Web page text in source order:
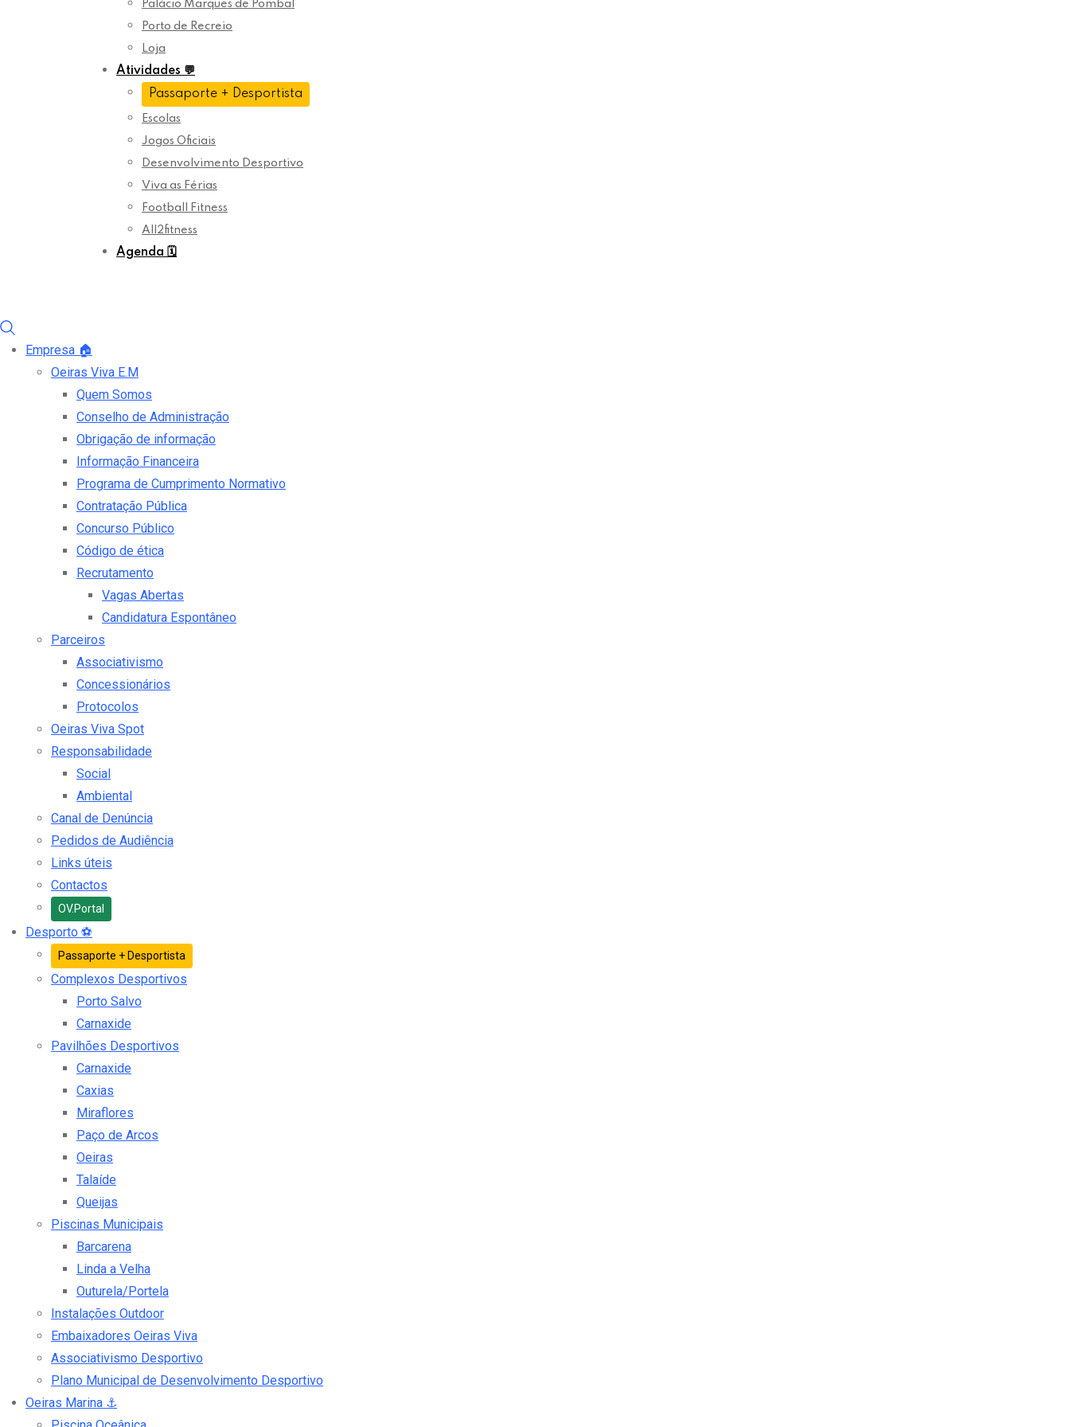
Palácio Marquês de Pombal
Porto de Recreio
Loja
Atividades 💬
Passaporte + Desportista
Escolas
Jogos Oficiais
Desenvolvimento Desportivo
Viva as Férias
Football Fitness
All2fitness
Agenda 🗓️
Empresa 🏠
Oeiras Viva E.M
Quem Somos
Conselho de Administração
Obrigação de informação
Informação Financeira
Programa de Cumprimento Normativo
Contratação Pública
Concurso Público
Código de ética
Recrutamento
Vagas Abertas
Candidatura Espontâneo
Parceiros
Associativismo
Concessionários
Protocolos
Oeiras Viva Spot
Responsabilidade
Social
Ambiental
Canal de Denúncia
Pedidos de Audiência
Links úteis
Contactos
OV.Portal
Desporto ⚽
Passaporte + Desportista
Complexos Desportivos
Porto Salvo
Carnaxide
Pavilhões Desportivos
Carnaxide
Caxias
Miraflores
Paço de Arcos
Oeiras
Talaíde
Queijas
Piscinas Municipais
Barcarena
Linda a Velha
Outurela/Portela
Instalações Outdoor
Embaixadores Oeiras Viva
Associativismo Desportivo
Plano Municipal de Desenvolvimento Desportivo
Oeiras Marina ⚓